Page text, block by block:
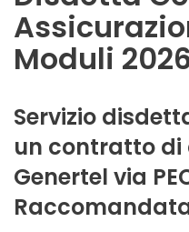
Moduli
Servizio
un contratto di
Genertel via